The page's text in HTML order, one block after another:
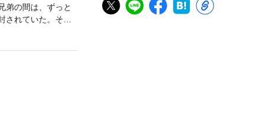
弟の間は、ずっと
れていた。そし
上の意味を持ち